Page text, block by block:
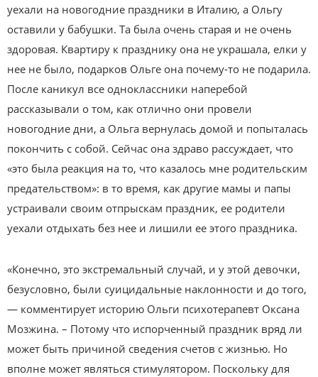
уехали на новогодние праздники в Италию, а Ольгу
оставили у бабушки. Та была очень старая и не очень
здоровая. Квартиру к празднику она не украшала, елки у
нее не было, подарков Ольге она почему-то не подарила.
После каникул все одноклассники наперебой
рассказывали о том, как отлично они провели
новогодние дни, а Ольга вернулась домой и попыталась
покончить с собой. Сейчас она здраво рассуждает, что
«это была реакция на то, что казалось мне родительским
предательством»: в то время, как другие мамы и папы
устраивали своим отпрыскам праздник, ее родители
уехали отдыхать без нее и лишили ее этого праздника.
«Конечно, это экстремальный случай, и у этой девочки,
безусловно, были суицидальные наклонности и до того,
— комментирует историю Ольги психотерапевт Оксана
Мозжина. – Потому что испорченный праздник вряд ли
может быть причиной сведения счетов с жизнью. Но
вполне может являться стимулятором. Поскольку для